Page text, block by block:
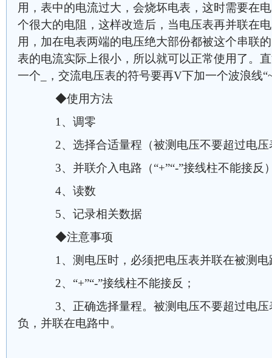
用，表中的电流过大，会烧坏电表，这时需要在
个很大的电阻，这样改造后，当电压表再并联在
用，加在电表两端的电压绝大部份都被这个串联
表的电流实际上很小，所以就可以正常使用了。
一个_，交流电压表的符号要再V下加一个波浪线
◆使用方法
1、调零
2、选择合适量程（被测电压不要超过电压
3、并联介入电路（“+”“-”接线柱不能接反
4、读数
5、记录相关数据
◆注意事项
1、测电压时，必须把电压表并联在被测电
2、“+”“-”接线柱不能接反；
3、正确选择量程。被测电压不要超过电压
负，并联在电路中。